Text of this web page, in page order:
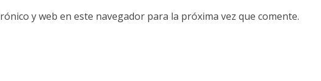
y web en este navegador para la próxima vez que comente.